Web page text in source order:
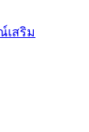
เสริม